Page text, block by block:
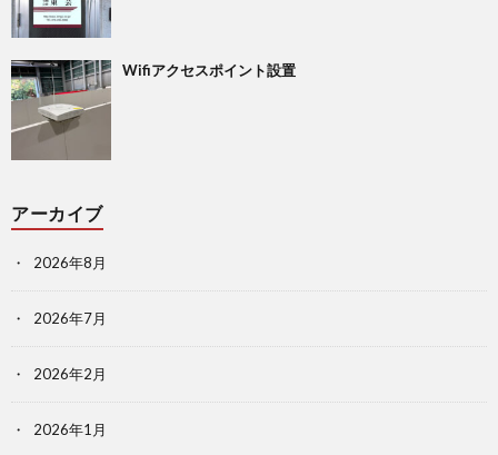
Wifiアクセスポイント設置
アーカイブ
2026年8月
2026年7月
2026年2月
2026年1月